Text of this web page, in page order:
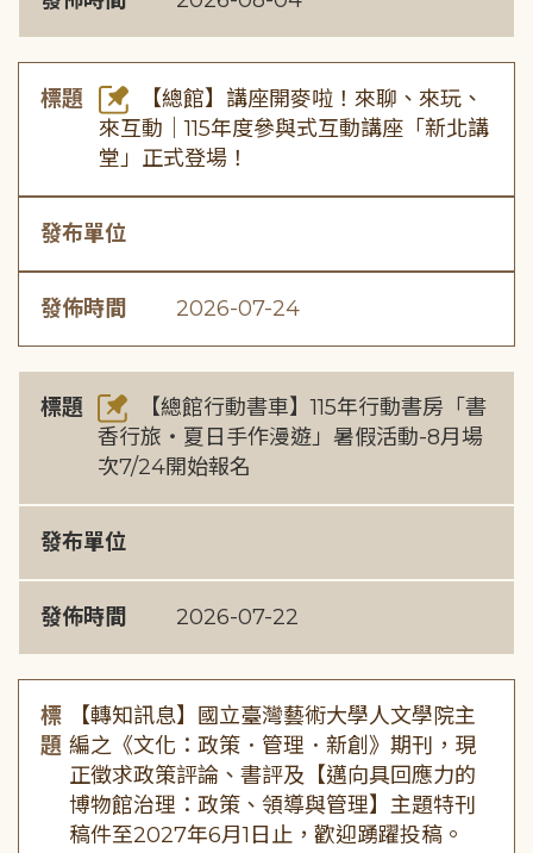
標題
【總館】講座開麥啦！來聊、來玩、
來互動｜115年度參與式互動講座「新北講
堂」正式登場！
發布單位
發佈時間 2026-07-24
標題
【總館行動書車】115年行動書房「書
香行旅・夏日手作漫遊」暑假活動-8月場
次7/24開始報名
發布單位
發佈時間 2026-07-22
標
題
【轉知訊息】國立臺灣藝術大學人文學院主
編之《文化：政策．管理．新創》期刊，現
正徵求政策評論、書評及【邁向具回應力的
博物館治理：政策、領導與管理】主題特刊
稿件至2027年6月1日止，歡迎踴躍投稿。